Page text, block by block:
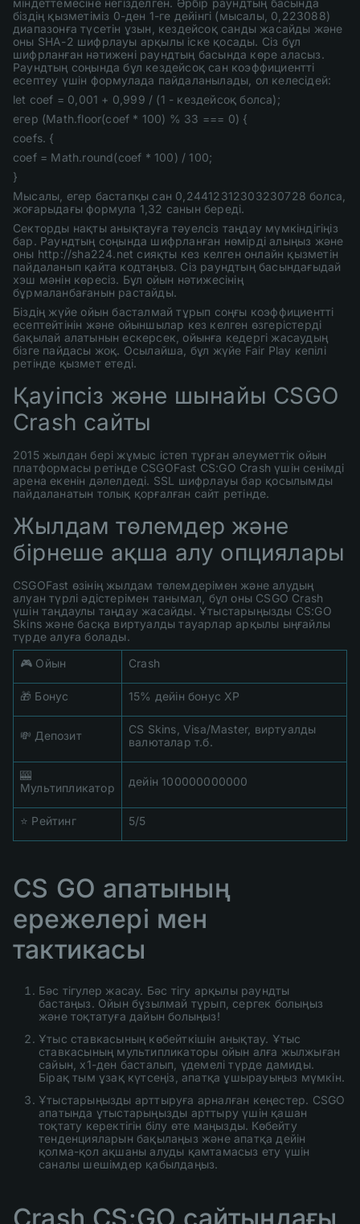
міндеттемесіне негізделген. Әрбір раундтың басында
біздің қызметіміз 0-ден 1-ге дейінгі (мысалы, 0,223088)
диапазонға түсетін ұзын, кездейсоқ санды жасайды және
оны SHA-2 шифрлауы арқылы іске қосады. Сіз бұл
шифрланған нәтижені раундтың басында көре аласыз.
Раундтың соңында бұл кездейсоқ сан коэффициентті
есептеу үшін формулада пайдаланылады, ол келесідей:
let coef = 0,001 + 0,999 / (1 - кездейсоқ болса);
егер (Math.floor(coef * 100) % 33 === 0) {
coefs. {
coef = Math.round(coef * 100) / 100;
}
Мысалы, егер бастапқы сан 0,24412312303230728 болса,
жоғарыдағы формула 1,32 санын береді.
Секторды нақты анықтауға тәуелсіз таңдау мүмкіндігіңіз
бар. Раундтың соңында шифрланған нөмірді алыңыз және
оны http://sha224.net сияқты кез келген онлайн қызметін
пайдаланып қайта кодтаңыз. Сіз раундтың басындағыдай
хэш мәнін көресіз. Бұл ойын нәтижесінің
бұрмаланбағанын растайды.
Біздің жүйе ойын басталмай тұрып соңғы коэффициентті
есептейтінін және ойыншылар кез келген өзгерістерді
бақылай алатынын ескерсек, ойынға кедергі жасаудың
бізге пайдасы жоқ. Осылайша, бұл жүйе Fair Play кепілі
ретінде қызмет етеді.
Қауіпсіз және шынайы CSGO
Crash сайты
2015 жылдан бері жұмыс істеп тұрған әлеуметтік ойын
платформасы ретінде CSGOFast CS:GO Crash үшін сенімді
арена екенін дәлелдеді. SSL шифрлауы бар қосылымды
пайдаланатын толық қорғалған сайт ретінде.
Жылдам төлемдер және
бірнеше ақша алу опциялары
CSGOFast өзінің жылдам төлемдерімен және алудың
алуан түрлі әдістерімен танымал, бұл оны CSGO Crash
үшін таңдаулы таңдау жасайды. Ұтыстарыңызды CS:GO
Skins және басқа виртуалды тауарлар арқылы ыңғайлы
түрде алуға болады.
🎮 Ойын
Crash
🎁 Бонус 15% дейін бонус XP
💸 Депозит
CS Skins, Visa/Master, виртуалды
валюталар т.б.
🎰
Мультипликатор
дейін 100000000000
⭐ Рейтинг 5/5
CS GO апатының
ережелері мен
тактикасы
Бәс тігулер жасау. Бәс тігу арқылы раундты
бастаңыз. Ойын бұзылмай тұрып, сергек болыңыз
және тоқтатуға дайын болыңыз!
Ұтыс ставкасының көбейткішін анықтау. Ұтыс
ставкасының мультипликаторы ойын алға жылжыған
сайын, x1-ден басталып, үдемелі түрде дамиды.
Бірақ тым ұзақ күтсеңіз, апатқа ұшырауыңыз мүмкін.
Ұтыстарыңызды арттыруға арналған кеңестер. CSGO
апатында ұтыстарыңызды арттыру үшін қашан
тоқтату керектігін білу өте маңызды. Көбейту
тенденцияларын бақылаңыз және апатқа дейін
қолма-қол ақшаны алуды қамтамасыз ету үшін
саналы шешімдер қабылдаңыз.